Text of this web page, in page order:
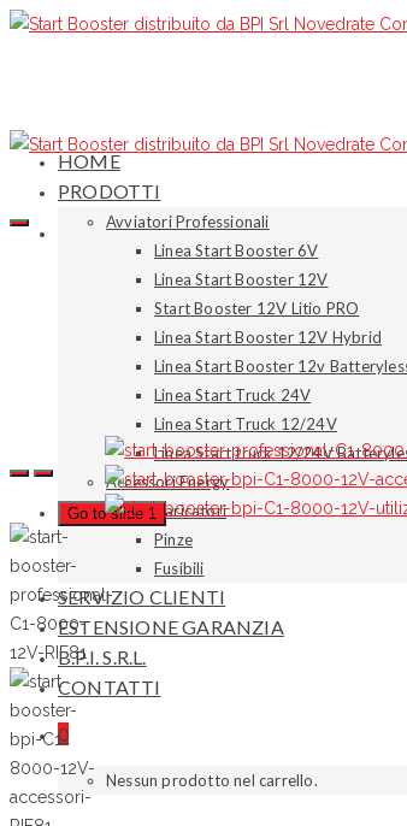
HOME
PRODOTTI
Avviatori Professionali
Linea Start Booster 6V
Linea Start Booster 12V
Start Booster 12V Litio PRO
Linea Start Booster 12V Hybrid
Linea Start Booster 12v
Linea Start Truck 24V
Linea Start Truck 12/24V
Linea Start truck 12/24V
Accessori Energy
Caricatori
Pinze
Fusibili
SERVIZIO CLIENTI
ESTENSIONE GARANZIA
B.P.I. S.R.L.
CONTATTI
0
Nessun prodotto nel carrello.
Go to slide 1